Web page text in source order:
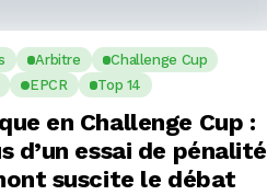
Arbitre
Challenge Cup
EPCR Top 14
en Challenge Cup :
d’un essai de pénalité
suscite le débat